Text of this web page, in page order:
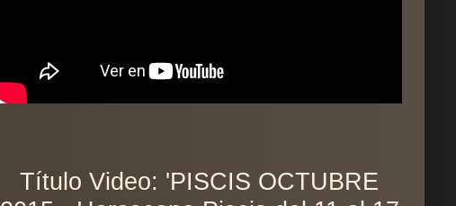
Título Video: 'PISCIS OCTUBRE